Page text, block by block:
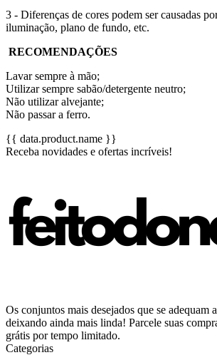
3 - Diferenças de cores podem ser causadas
iluminação, plano de fundo, etc.
RECOMENDAÇÕES
Lavar sempre à mão;
Utilizar sempre sabão/detergente neutro;
Não utilizar alvejante;
Não passar a ferro.
{{ data.product.name }}
Receba novidades e ofertas incríveis!
Os conjuntos mais desejados que se adequam
deixando ainda mais linda! Parcele suas
grátis por tempo limitado.
Categorias